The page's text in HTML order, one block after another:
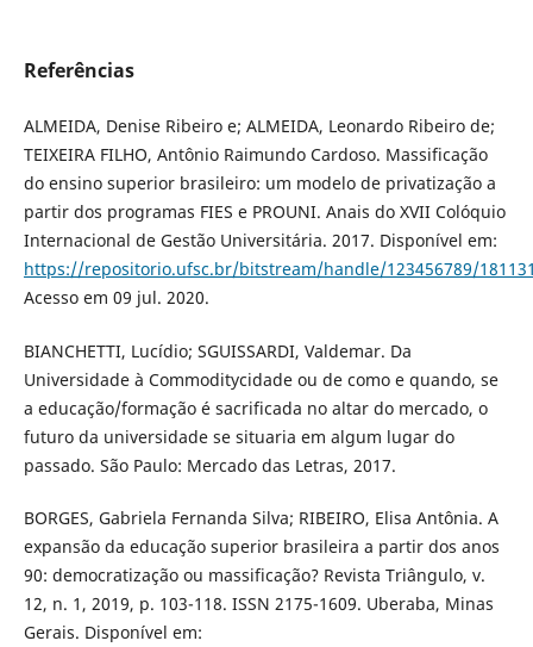
Referências
ALMEIDA, Denise Ribeiro e; ALMEIDA, Leonardo Ribeiro de;
TEIXEIRA FILHO, Antônio Raimundo Cardoso. Massificação
do ensino superior brasileiro: um modelo de privatização a
partir dos programas FIES e PROUNI. Anais do XVII Colóquio
Internacional de Gestão Universitária. 2017. Disponível em:
https://repositorio.ufsc.br/bitstream/handle/123456789/
Acesso em 09 jul. 2020.
BIANCHETTI, Lucídio; SGUISSARDI, Valdemar. Da
Universidade à Commoditycidade ou de como e quando, se
a educação/formação é sacrificada no altar do mercado, o
futuro da universidade se situaria em algum lugar do
passado. São Paulo: Mercado das Letras, 2017.
BORGES, Gabriela Fernanda Silva; RIBEIRO, Elisa Antônia. A
expansão da educação superior brasileira a partir dos anos
90: democratização ou massificação? Revista Triângulo, v.
12, n. 1, 2019, p. 103-118. ISSN 2175-1609. Uberaba, Minas
Gerais. Disponível em: